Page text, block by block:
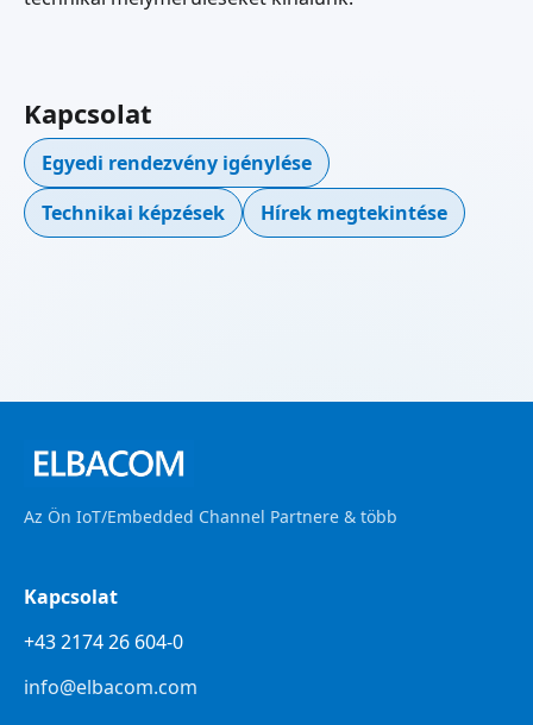
Kapcsolat
Egyedi rendezvény igénylése
Technikai képzések
Hírek megtekintése
Az Ön IoT/Embedded Channel Partnere & több
Kapcsolat
+43 2174 26 604-0
info@elbacom.com